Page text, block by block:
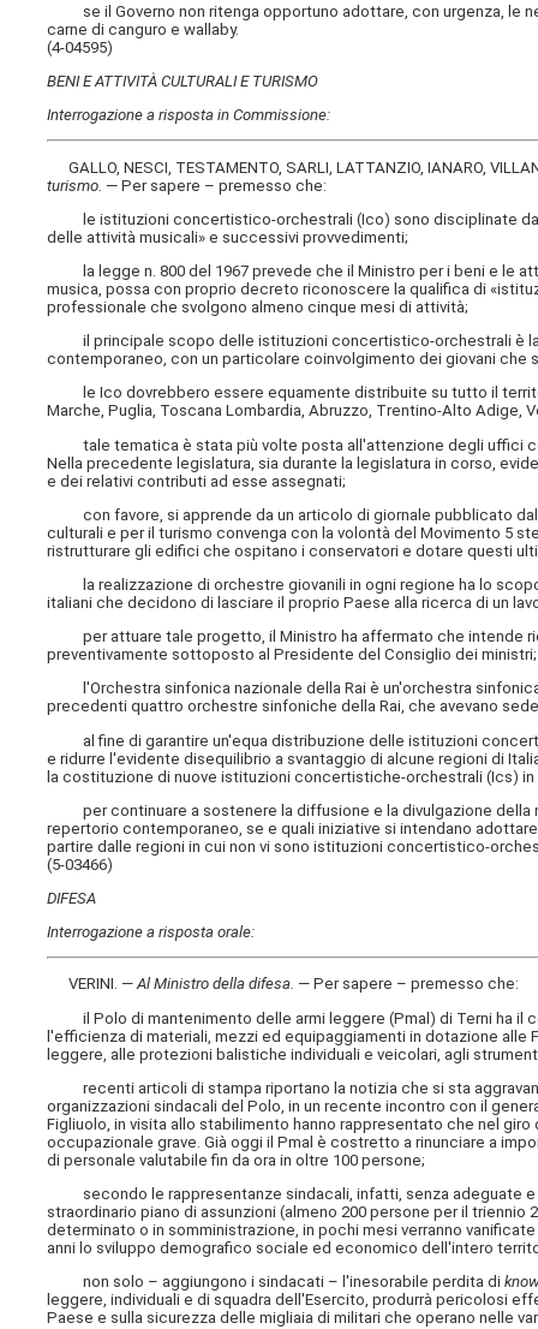
se il Governo non ritenga opportuno adottare, con urgenza, le
carne di canguro e wallaby.
(4-04595)
BENI E ATTIVITÀ CULTURALI E TURISMO
Interrogazione a risposta in Commissione:
GALLO, NESCI, TESTAMENTO, SARLI, LATTANZIO, IANARO,
turismo — Per sapere – premesso che:
le istituzioni concertistico-orchestrali (Ico) sono disciplinate
delle attività musicali» e successivi provvedimenti;
la legge n. 800 del 1967 prevede che il Ministro per i beni e le
musica, possa con proprio decreto riconoscere la qualifica di
professionale che svolgono almeno cinque mesi di attività;
il principale scopo delle istituzioni concertistico-orchestrali è la
contemporaneo, con un particolare coinvolgimento dei giovani che
le Ico dovrebbero essere equamente distribuite su tutto il
Marche, Puglia, Toscana Lombardia, Abruzzo, Trentino-Alto Adige,
tale tematica è stata più volte posta all'attenzione degli uffici
Nella precedente legislatura, sia durante la legislatura in corso,
e dei relativi contributi ad esse assegnati;
con favore, si apprende da un articolo di giornale pubblicato dal
culturali e per il turismo convenga con la volontà del Movimento 5
ristrutturare gli edifici che ospitano i conservatori e dotare questi
la realizzazione di orchestre giovanili in ogni regione ha lo
italiani che decidono di lasciare il proprio Paese alla ricerca di un
per attuare tale progetto, il Ministro ha affermato che intende
preventivamente sottoposto al Presidente del Consiglio dei ministri;
l'Orchestra sinfonica nazionale della Rai è un'orchestra
precedenti quattro orchestre sinfoniche della Rai, che avevano
al fine di garantire un'equa distribuzione delle istituzioni
e ridurre l'evidente disequilibrio a svantaggio di alcune regioni di
la costituzione di nuove istituzioni concertistiche-orchestrali (Ics) in
per continuare a sostenere la diffusione e la divulgazione della
repertorio contemporaneo, se e quali iniziative si intendano
partire dalle regioni in cui non vi sono istituzioni concertistico-
(5-03466)
DIFESA
Interrogazione a risposta orale:
VERINI. —Al Ministro della difesa. — Per sapere – premesso che:
il Polo di mantenimento delle armi leggere (Pmal) di Terni ha il
l'efficienza di materiali, mezzi ed equipaggiamenti in dotazione alle
leggere, alle protezioni balistiche individuali e veicolari, agli
recenti articoli di stampa riportano la notizia che si sta
organizzazioni sindacali del Polo, in un recente incontro con il
Figliuolo, in visita allo stabilimento hanno rappresentato che nel
occupazionale grave. Già oggi il Pmal è costretto a rinunciare a
di personale valutabile fin da ora in oltre 100 persone;
secondo le rappresentanze sindacali, infatti, senza adeguate e
straordinario piano di assunzioni (almeno 200 persone per il
determinato o in somministrazione, in pochi mesi verranno
anni lo sviluppo demografico sociale ed economico dell'intero
non solo – aggiungono i sindacati – l'inesorabile perdita di
leggere, individuali e di squadra dell'Esercito, produrrà pericolosi
Paese e sulla sicurezza delle migliaia di militari che operano nelle